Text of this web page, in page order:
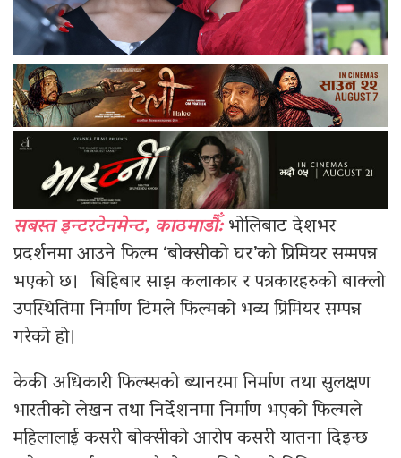
सबस्त इन्टरटेनमेन्ट, काठमाडौँ:भोलिबाट देशभर
प्रदर्शनमा आउने फिल्म ‘बोक्सीको घर’को प्रिमियर सम्मपन्न
भएको छ। बिहिबार साझ कलाकार र पत्रकारहरुको बाक्लो
उपस्थितिमा निर्माण टिमले फिल्मको भव्य प्रिमियर सम्पन्न
गरेको हो।
केकी अधिकारी फिल्म्सको ब्यानरमा निर्माण तथा सुलक्षण
भारतीको लेखन तथा निर्देशनमा निर्माण भएको फिल्मले
महिलालाई कसरी बोक्सीको आरोप कसरी यातना दिइन्छ